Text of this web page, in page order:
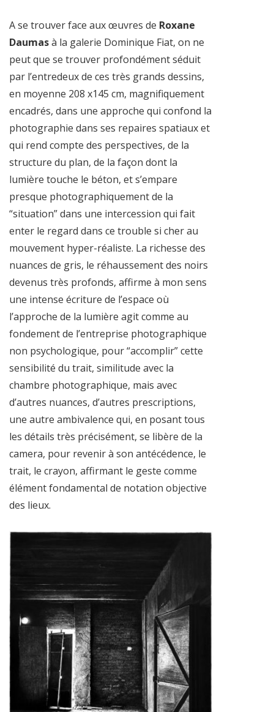
A se trouver face aux œuvres de Roxane
Daumasà la galerie Dominique Fiat, on ne
peut que se trouver profondément séduit
par l’entredeux de ces très grands dessins,
en moyenne 208 x145 cm, magnifiquement
encadrés, dans une approche qui confond la
photographie dans ses repaires spatiaux et
qui rend compte des perspectives, de la
structure du plan, de la façon dont la
lumière touche le béton, et s’empare
presque photographiquement de la
“situation” dans une intercession qui fait
enter le regard dans ce trouble si cher au
mouvement hyper-réaliste. La richesse des
nuances de gris, le réhaussement des noirs
devenus très profonds, affirme à mon sens
une intense écriture de l’espace où
l’approche de la lumière agit comme au
fondement de l’entreprise photographique
non psychologique, pour “accomplir” cette
sensibilité du trait, similitude avec la
chambre photographique, mais avec
d’autres nuances, d’autres prescriptions,
une autre ambivalence qui, en posant tous
les détails très précisément, se libère de la
camera, pour revenir à son antécédence, le
trait, le crayon, affirmant le geste comme
élément fondamental de notation objective
des lieux.